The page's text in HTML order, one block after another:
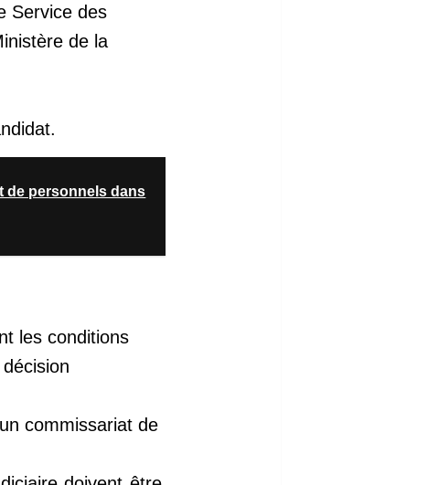
Service des
de la
de personnels dans
les conditions
commissariat de